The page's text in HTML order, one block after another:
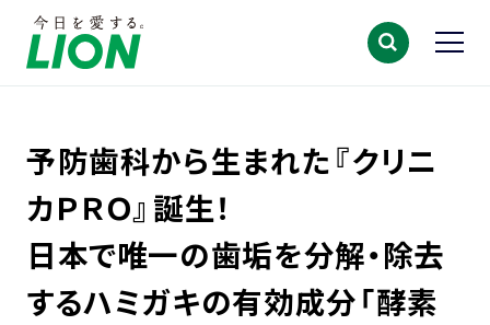
予防歯科から生まれた『クリニ
カＰＲＯ』誕生！
日本で唯一の歯垢を分解・除去
するハミガキの有効成分「酵素